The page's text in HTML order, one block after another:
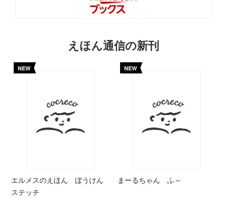
えほん通信の新刊
NEW
エルメスのえほん ぼうけん
ステッチ
NEW
まーるちゃん ふ～